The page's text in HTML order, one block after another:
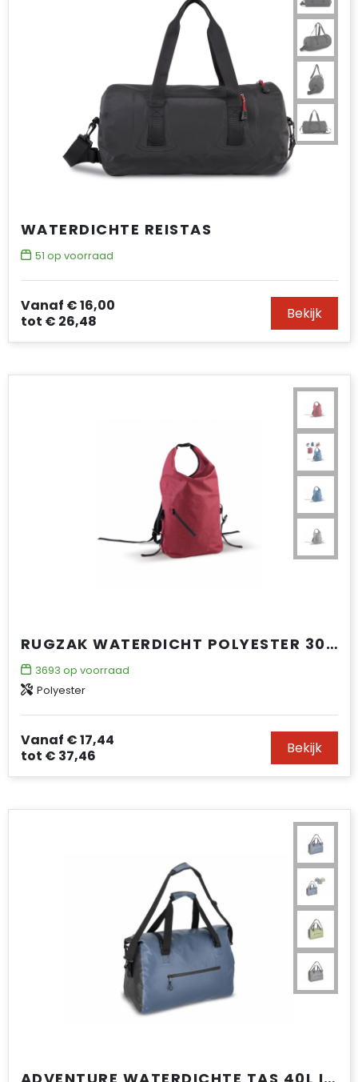
WATERDICHTE REISTAS
51 op voorraad
Vanaf € 16,00
tot € 26,48 Bekijk
RUGZAK WATERDICHT POLYESTER 300D 20-22L
3693 op voorraad
Polyester
Vanaf € 17,44
tot € 37,46 Bekijk